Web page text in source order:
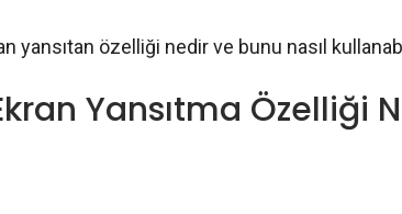
yansıtan özelliği nedir ve bunu nasıl
Yansıtma Özelliği